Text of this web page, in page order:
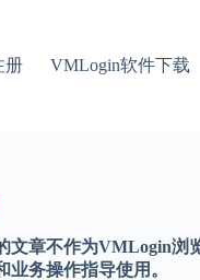
册 VMLogin软件下载
文章不作为VMLogin浏
业务操作指导使用。